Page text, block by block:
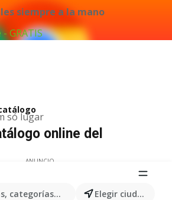
siempre a la mano
GRATIS
só lugar
categorías, productos... Elegir ciudad
online del
ANUNCIO